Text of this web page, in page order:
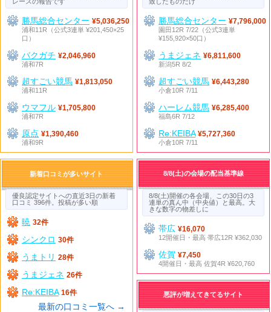
勝馬総合センター ¥5,036,250
浦和11R（公式3連単 ¥201,450×25
口）
バクガチ ¥2,046,960
浦和7R
超すごい競馬 ¥1,813,050
浦和11R
ウマフル ¥1,705,800
浦和7R
原点 ¥1,390,460
浦和9R
勝馬総合センター ¥7,796,000
園田12R 7/22（公式3連単
¥155,920×50口）
うまジェネ ¥6,811,600
新潟5R 8/2
超すごい競馬 ¥6,443,280
小倉10R 7/11
ハーレム競馬 ¥6,285,400
福島6R 7/12
Re:KEIBA ¥5,727,360
小倉10R 7/11
新着口コミが多いサイト
優良認定サイトへの直近3日の新着
口コミ 396件。投稿が多い順
暁 32件
シンクロ 30件
うまトリ 28件
うまジェネ 26件
Re:KEIBA 16件
最新の口コミ一覧へ →
8/8(土)の会場の配当基準線
8/8(土)開催の各会場、この30日の3
連単の真ん中（中央値）と最高。大
きな数字の物差しに
帯広¥16,070
12開催日・最高 帯広12R ¥362,030
佐賀¥7,450
4開催日・最高 佐賀4R ¥620,760
悪評が増えてきてるサイト